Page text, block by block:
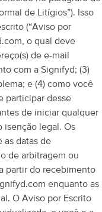
de Litígios”). Isso
(“Aviso por
o qual deve
de e-mail
com a Signifyd; (3)
e (4) como você
participar desse
de iniciar qualquer
isenção legal. Os
as datas de
de arbitragem ou
partir do recebimento
enquanto as
O Aviso por Escrito